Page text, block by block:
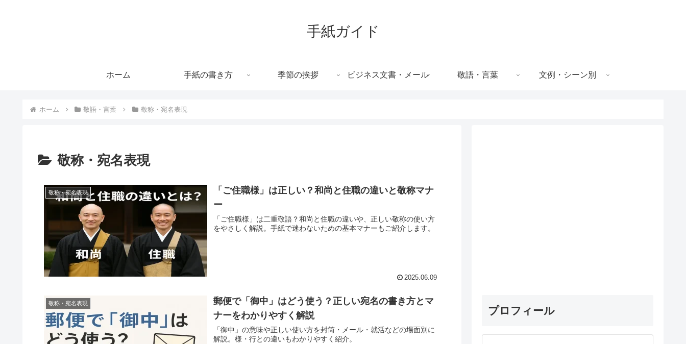
手紙ガイド
ホーム 手紙の書き方 季節の挨拶 ビジネス文書・メール 敬語・言葉 文例・シーン別
ホーム 敬語・言葉 敬称・宛名表現
敬称・宛名表現
敬称・宛名表現
「ご住職様」は正しい？和尚と住職の違いと敬称マナ
ー
「ご住職様」は二重敬語？和尚と住職の違いや、正しい敬称の使い方
をやさしく解説。手紙で迷わないための基本マナーもご紹介します。
2025.06.09
敬称・宛名表現
郵便で「御中」はどう使う？正しい宛名の書き方とマ
ナーをわかりやすく解説
「御中」の意味や正しい使い方を封筒・メール・就活などの場面別に
解説。様・行との違いもわかりやすく紹介。
プロフィール